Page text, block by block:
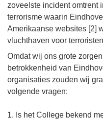
zoveelste incident omtrent
terrorisme waarin
Amerikaanse websites [2]
vluchthaven voor
Omdat wij ons grote
betrokkenheid van
organisaties zouden wij
volgende vragen:
1. Is het College bekend